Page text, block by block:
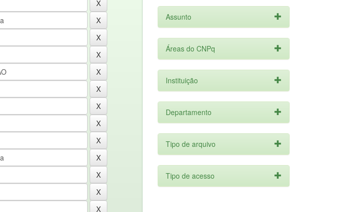
Assunto
Áreas do CNPq
Instituição
Departamento
Tipo de arquivo
Tipo de acesso